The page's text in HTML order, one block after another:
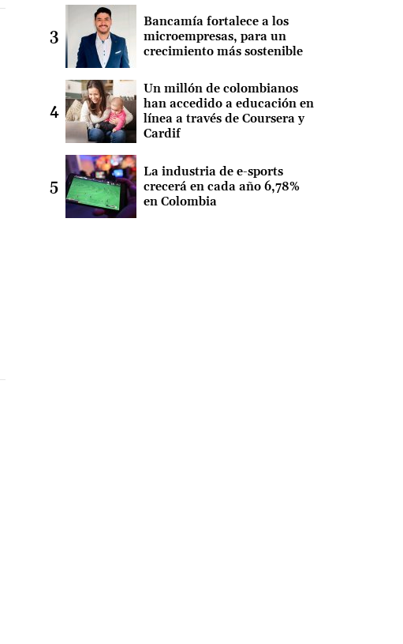
Bancamía fortalece a los
microempresas, para un
crecimiento más sostenible
Un millón de colombianos
han accedido a educación en
línea a través de Coursera y
Cardif
La industria de e-sports
crecerá en cada año 6,78%
en Colombia